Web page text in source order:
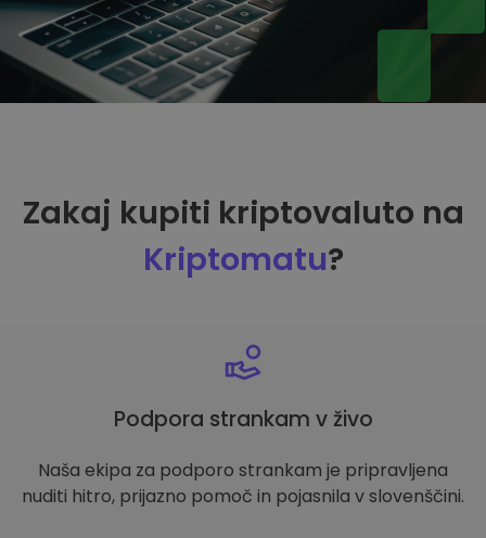
Zakaj kupiti kriptovaluto na
Kriptomatu?
Podpora strankam v živo
Naša ekipa za podporo strankam je pripravljena
nuditi hitro, prijazno pomoč in pojasnila v slovenščini.